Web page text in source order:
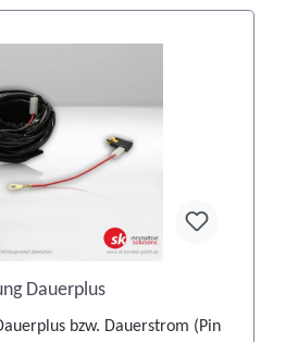
Dauerplus
bzw. Dauerstrom (Pin